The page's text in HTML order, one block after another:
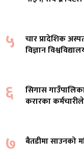
५
चार प्रादेशिक
विज्ञान
६
सिगास
करारका
७ बैतडीमा साउनको